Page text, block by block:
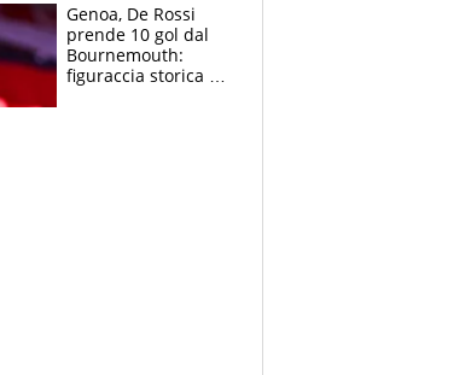
Genoa, De Rossi
prende 10 gol dal
Bournemouth:
figuraccia storica ed